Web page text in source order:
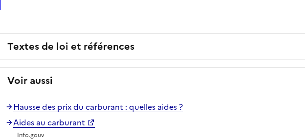
Textes de loi et références
Voir aussi
Hausse des prix du carburant : quelles aides ?
Aides au carburant
Info.gouv